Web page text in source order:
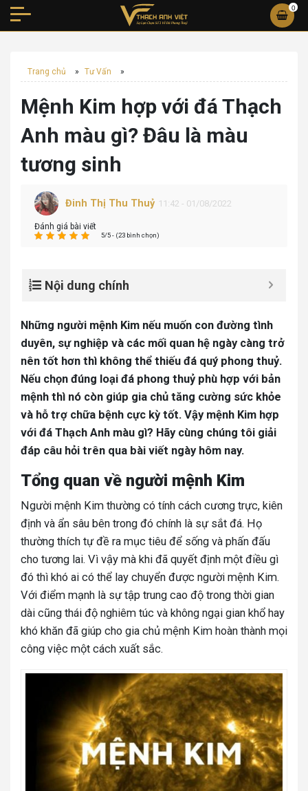
0
Trang chủ » Tư Vấn »
Mệnh Kim hợp với đá Thạch
Anh màu gì? Đâu là màu
tương sinh
Đinh Thị Thu Thuỷ 11:42 - 01/08/2022
Đánh giá bài viết
5/5 - (23 bình chọn)
Nội dung chính
Những người mệnh Kim nếu muốn con đường tình
duyên, sự nghiệp và các mối quan hệ ngày càng trở
nên tốt hơn thì không thể thiếu đá quý phong thuỷ.
Nếu chọn đúng loại đá phong thuỷ phù hợp với bản
mệnh thì nó còn giúp gia chủ tăng cường sức khỏe
và hỗ trợ chữa bệnh cực kỳ tốt. Vậy mệnh Kim hợp
với đá Thạch Anh màu gì? Hãy cùng chúng tôi giải
đáp câu hỏi trên qua bài viết ngày hôm nay.
Tổng quan về người mệnh Kim
Người mệnh Kim thường có tính cách cương trực, kiên
định và ẩn sâu bên trong đó chính là sự sắt đá. Họ
thường thích tự đề ra mục tiêu để sống và phấn đấu
cho tương lai. Vì vậy mà khi đã quyết định một điều gì
đó thì khó ai có thể lay chuyển được người mệnh Kim.
Với điểm mạnh là sự tập trung cao độ trong thời gian
dài cũng thái độ nghiêm túc và không ngại gian khổ hay
khó khăn đã giúp cho gia chủ mệnh Kim hoàn thành mọi
công việc một cách xuất sắc.